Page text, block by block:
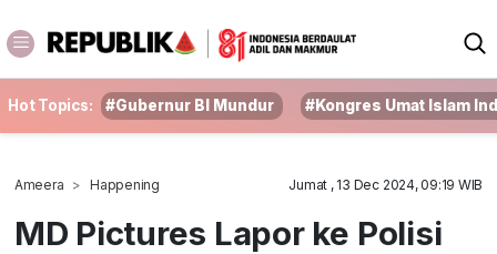
Hot Topics: #Gubernur BI Mundur #Kongres Umat Islam
Ameera Happening Jumat , 13 Dec 2024, 09:19 WIB
MD Pictures Lapor ke Polisi